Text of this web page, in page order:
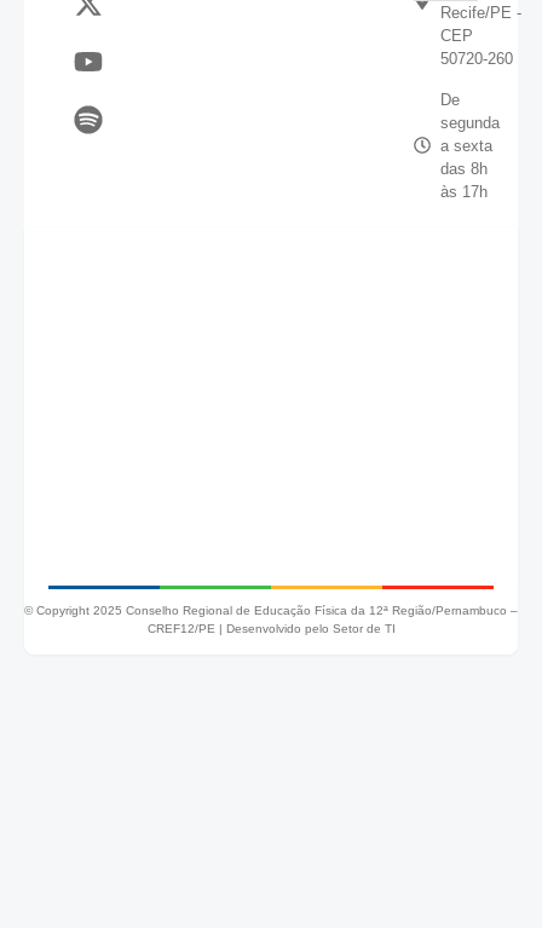
Recife/PE -
CEP
50720-260
De
segunda
a sexta
das 8h
às 17h
© Copyright 2025 Conselho Regional de Educação Física da 12ª Região/Pernambuco –
CREF12/PE | Desenvolvido pelo Setor de TI